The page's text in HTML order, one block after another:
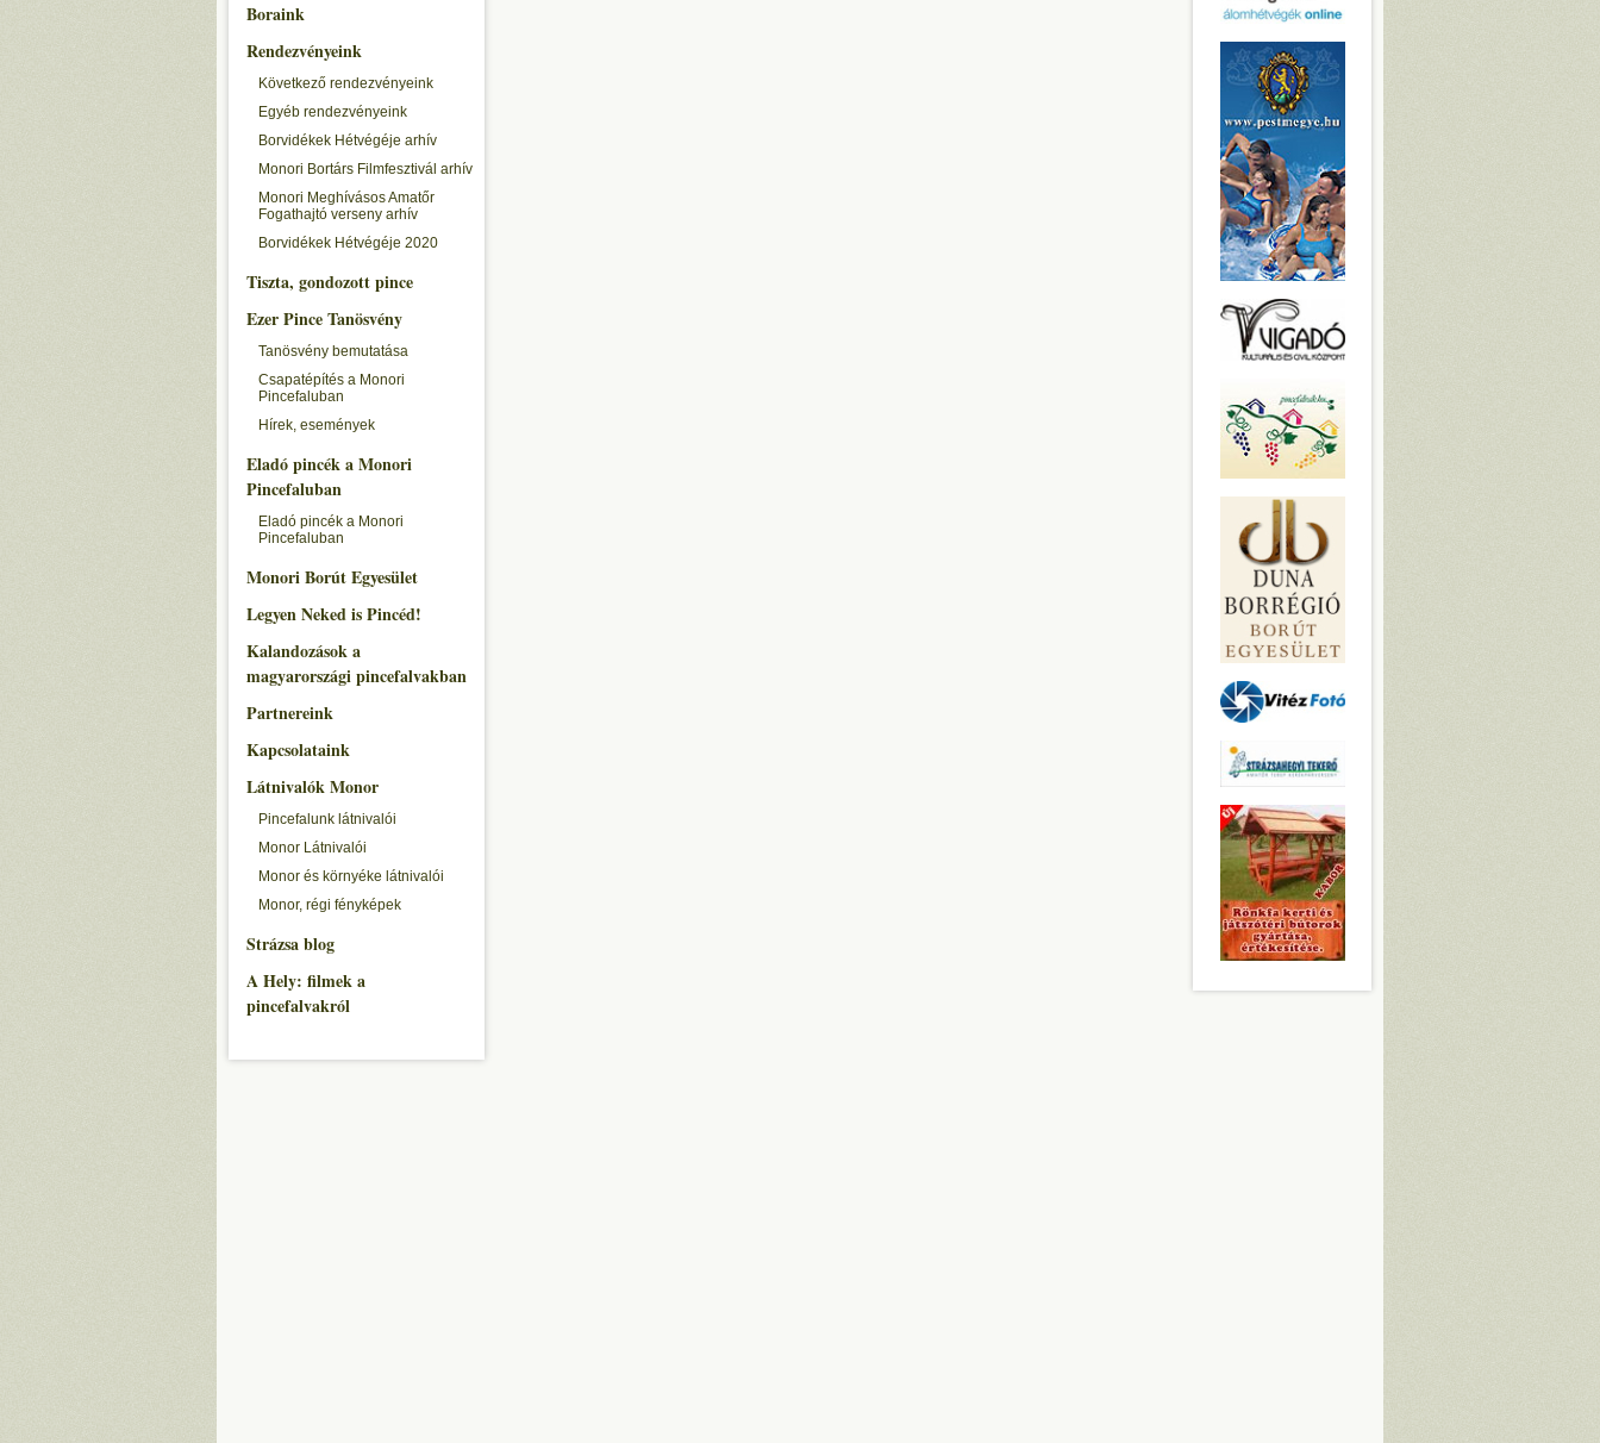
Boraink
Rendezvényeink
Következő rendezvényeink
Egyéb rendezvényeink
Borvidékek Hétvégéje arhív
Monori Bortárs Filmfesztivál arhív
Monori Meghívásos Amatőr
Fogathajtó verseny arhív
Borvidékek Hétvégéje 2020
Tiszta, gondozott pince
Ezer Pince Tanösvény
Tanösvény bemutatása
Csapatépítés a Monori
Pincefaluban
Hírek, események
Eladó pincék a Monori
Pincefaluban
Eladó pincék a Monori
Pincefaluban
Monori Borút Egyesület
Legyen Neked is Pincéd!
Kalandozások a
magyarországi pincefalvakban
Partnereink
Kapcsolataink
Látnivalók Monor
Pincefalunk látnivalói
Monor Látnivalói
Monor és környéke látnivalói
Monor, régi fényképek
Strázsa blog
A Hely: filmek a
pincefalvakról